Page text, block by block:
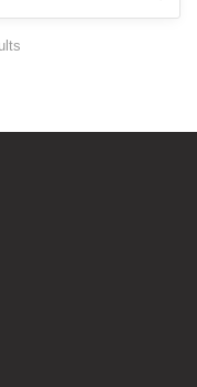
Sorted